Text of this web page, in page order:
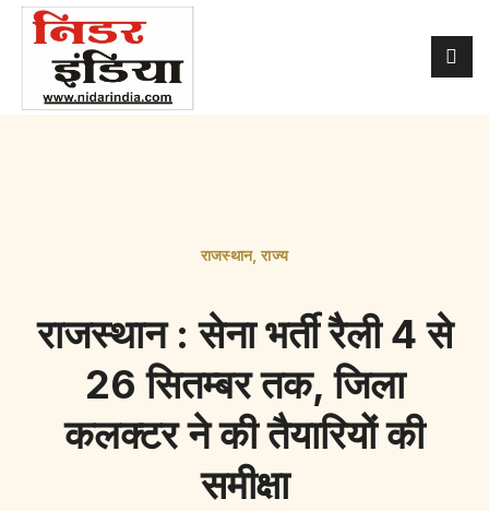
राजस्थान,राज्य
राजस्थान : सेना भर्ती रैली 4 से
26 सितम्बर तक, जिला
कलक्टर ने की तैयारियों की
समीक्षा